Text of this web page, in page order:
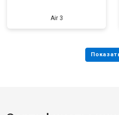
Air 3